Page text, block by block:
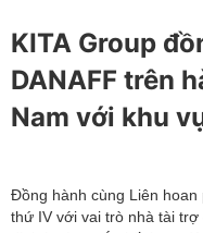
KITA Group
DANAFF trên
Nam với khu
Đồng hành cùng Liên hoan
thứ IV với vai trò nhà tài trợ